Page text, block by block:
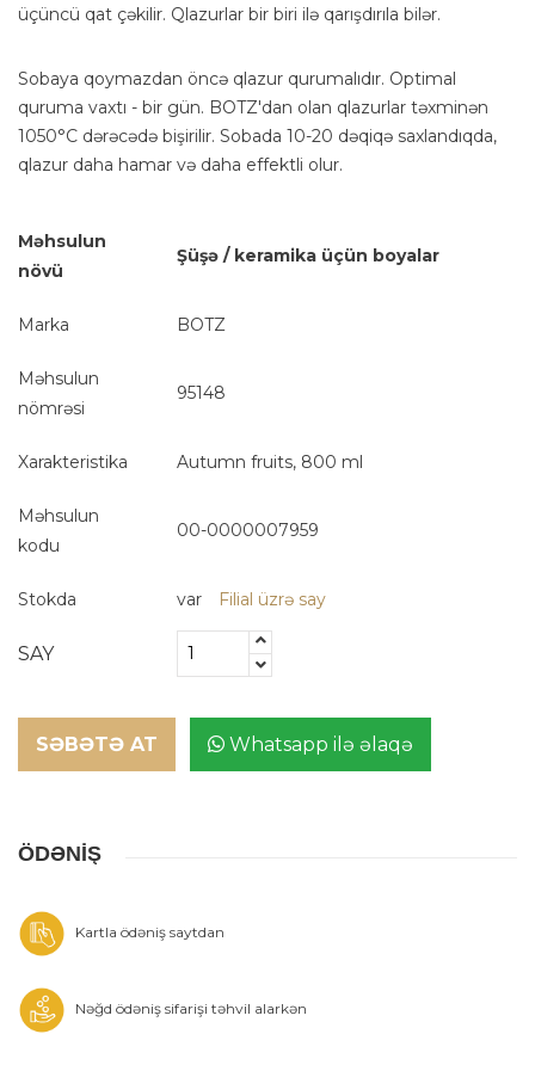
üçüncü qat çəkilir. Qlazurlar bir biri ilə qarışdırıla bilər.
Sobaya qoymazdan öncə qlazur qurumalıdır. Optimal
quruma vaxtı - bir gün. BOTZ'dan olan qlazurlar təxminən
1050°C dərəcədə bişirilir. Sobada 10-20 dəqiqə saxlandıqda,
qlazur daha hamar və daha effektli olur.
Məhsulun
növü
Şüşə / keramika üçün boyalar
Marka BOTZ
Məhsulun
nömrəsi
95148
Xarakteristika Autumn fruits, 800 ml
Məhsulun
kodu
00-0000007959
Stokda var Filial üzrə say
SAY
SƏBƏTƏ AT Whatsapp ilə əlaqə
ÖDƏNİŞ
Kartla ödəniş saytdan
Nəğd ödəniş sifarişi təhvil alarkən